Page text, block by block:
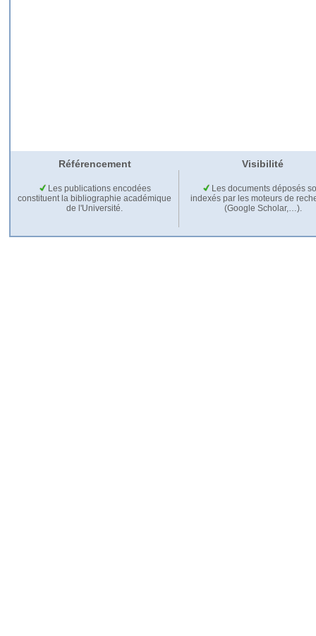
Référencement Visibilité
Les publications encodées
constituent la bibliographie académique
de l'Université.
Les documents déposés
indexés par les moteurs de
(Google Scholar,…).